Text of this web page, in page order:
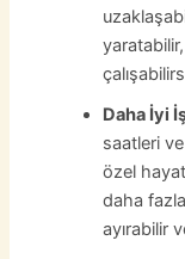
Daha İyi
saatleri
özel
daha
ayırabilir